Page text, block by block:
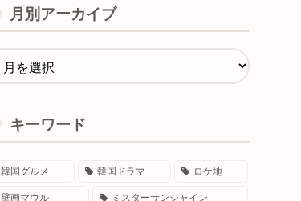
月別アーカイブ
キーワード
韓国グルメ 韓国ドラマ ロケ地
壁画マウル ミスターサンシャイン